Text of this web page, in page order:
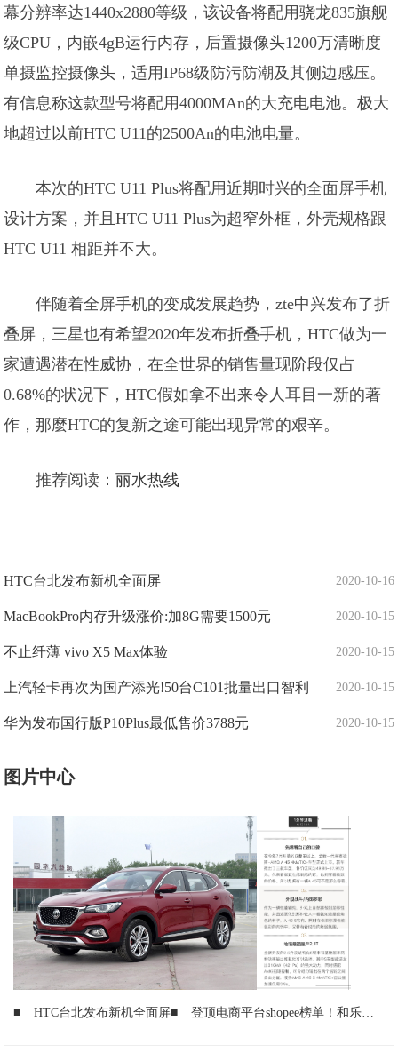
幕分辨率达1440x2880等级，该设备将配用骁龙835旗舰
级CPU，内嵌4gB运行内存，后置摄像头1200万清晰度
单摄监控摄像头，适用IP68级防污防潮及其侧边感压。
有信息称这款型号将配用4000MAn的大充电电池。极大
地超过以前HTC U11的2500An的电池电量。
本次的HTC U11 Plus将配用近期时兴的全面屏手机
设计方案，并且HTC U11 Plus为超窄外框，外壳规格跟
HTC U11 相距并不大。
伴随着全屏手机的变成发展趋势，zte中兴发布了折
叠屏，三星也有希望2020年发布折叠手机，HTC做为一
家遭遇潜在性威协，在全世界的销售量现阶段仅占
0.68%的状况下，HTC假如拿不出来令人耳目一新的著
作，那麼HTC的复新之途可能出现异常的艰辛。
推荐阅读：丽水热线
2020-10-16
HTC台北发布新机全面屏
2020-10-15
MacBookPro内存升级涨价:加8G需要1500元
2020-10-15
不止纤薄 vivo X5 Max体验
2020-10-15
上汽轻卡再次为国产添光!50台C101批量出口智利
2020-10-15
华为发布国行版P10Plus最低售价3788元
图片中心
■ HTC台北发布新机全面屏■ 登顶电商平台shopee榜单！和乐电子QCY火遍东南亚